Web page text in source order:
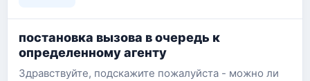
постановка вызова в очередь к
определенному агенту
Здравствуйте, подскажите пожалуйста - можно ли